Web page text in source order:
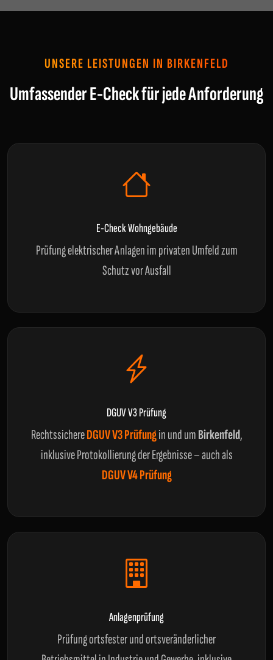
UNSERE LEISTUNGEN IN BIRKENFELD
Umfassender E-Check für jede Anforderung
E-Check Wohngebäude
Prüfung elektrischer Anlagen im privaten Umfeld zum
Schutz vor Ausfall
DGUV V3 Prüfung
RechtssichereDGUV V3 Prüfungin und umBirkenfeld,
inklusive Protokollierung der Ergebnisse – auch als
DGUV V4 Prüfung
Anlagenprüfung
Prüfung ortsfester und ortsveränderlicher